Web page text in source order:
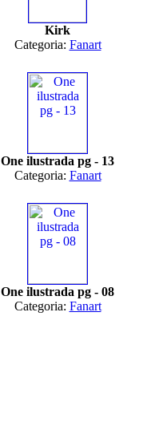
Kirk
Categoria: Fanart
One ilustrada pg - 13
Categoria: Fanart
One ilustrada pg - 08
Categoria: Fanart